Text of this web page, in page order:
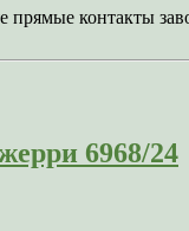
прямые контакты
6968/24